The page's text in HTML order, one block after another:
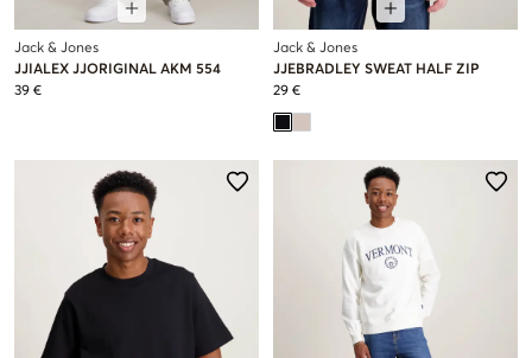
Jack & Jones
JJIALEX JJORIGINAL AKM 554
39 €
Jack & Jones
JJEBRADLEY SWEAT HALF ZIP
29 €